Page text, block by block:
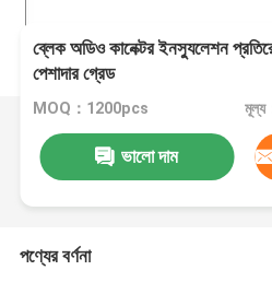
ব্লেক অডিও কানেক্টর ইনস্যুলেশন
পেশাদার গ্রেড
MOQ：1200pcs
ভালো দাম
পণ্যের বর্ণনা